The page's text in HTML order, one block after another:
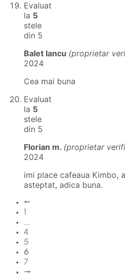
Evaluat
la 5
stele
din 5
Balet Iancu (proprietar
2024
Cea mai buna
Evaluat
la 5
stele
din 5
Florian m. (proprietar
2024
imi place cafeaua Kimbo,
asteptat, adica buna.
←
1
…
4
5
6
7
→